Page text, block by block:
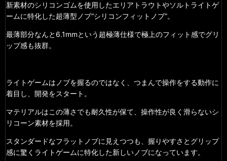
新素材のシリコンゴムを使用したエリアトラウトやソルトライトゲ
ームに特化した超薄型ノブ“シリコンフィットノブ”。
最薄部分なんと6.1mmという超極薄仕様で極上のフィット感でグリ
ップ感も抜群。
ライトゲームはノブを握るのではなく、つまんで操作をする動作に
着目し、開発をスタート。
マテリアルはこの薄さでも耐久性が保て、操作性が良く滑らないシ
リコーン素材を採用。
スタンダードなフラットノブに見えつつも、握りやすさとグリップ
感に驚くライトゲームに特化した新しいノブになっています。